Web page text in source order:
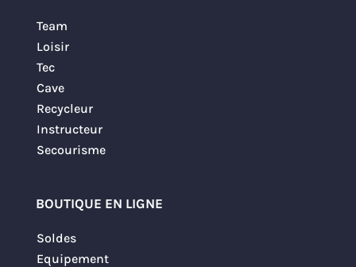
Team
Loisir
Tec
Cave
Recycleur
Instructeur
Secourisme
BOUTIQUE EN LIGNE
Soldes
Equipement